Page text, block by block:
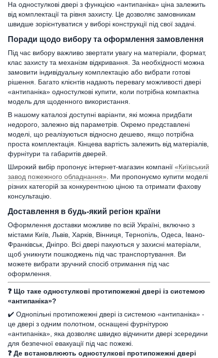
На одностулкові двері з функцією «антипаніка» ціна залежить
від комплектації та рівня захисту. Це дозволяє замовникам
швидше зорієнтуватися у виборі конструкції під свої задачі.
Поради щодо вибору та оформлення замовлення
Під час вибору важливо звертати увагу на матеріали, формат,
клас захисту та механізм відкривання. За необхідності можна
замовити індивідуальну комплектацію або вибрати готові
рішення. Багато клієнтів надають перевагу можливості двері
«антипаніка» одностулкові купити, коли потрібна компактна
модель для щоденного використання.
В нашому каталозі доступні варіанти, які можна придбати
недорого, залежно від параметрів. Окремо представлені
моделі, що реалізуються відносно дешево, якщо потрібна
проста комплектація. Кінцева вартість залежить від матеріалів,
фурнітури та габаритів дверей.
Широкий вибір пропонує інтернет-магазин компанії «Київський
завод пожежного обладнання» . Ми пропонуємо купити моделі
різних категорій за конкурентною ціною та отримати фахову
консультацію.
Доставлення в будь-який регіон країни
Оформлення доставки можливе по всій Україні, включно з
містами Київ, Львів, Харків, Вінниця, Тернопіль, Одеса, Івано-
Франківськ, Дніпро. Всі двері пакуються у захисні матеріали,
щоб уникнути пошкоджень під час транспортування. Ви
можете вибрати зручний спосіб отримання під час
оформлення.
❓ Що таке одностулкові протипожежні двері із системою
«антипаніка»?
✔️ Однопільні протипожежні двері із системою «антипаніка» -
це двері з одним полотном, оснащені фурнітурою
«антипаніка», яка дозволяє швидко відчинити двері зсередини
для безпечної евакуації під час пожежі.
❓ Де встановлюють одностулкові протипожежні двері